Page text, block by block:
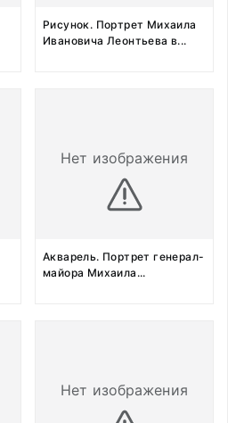
Рисунок. Портрет Михаила
Ивановича Леонтьева в...
Нет изображения
Акварель. Портрет генерал-
майора Михаила ...
Нет изображения